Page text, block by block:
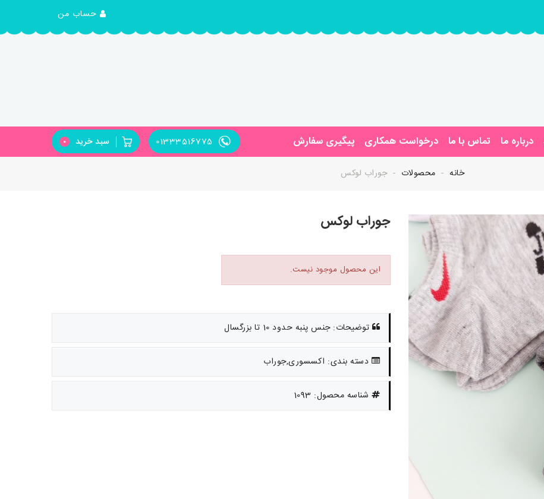
حساب من
درباره ما تماس با ما درخواست همکاری پیگیری سفارش سبد خرید 0 01333516775
خانه محصولات جوراب لوکس
جوراب لوکس
این محصول موجود نیست.
توضیحات: جنس پنبه حدود 10 تا بزرگسال
دسته بندی: اکسسوری,جوراب
شناسه محصول: 1093